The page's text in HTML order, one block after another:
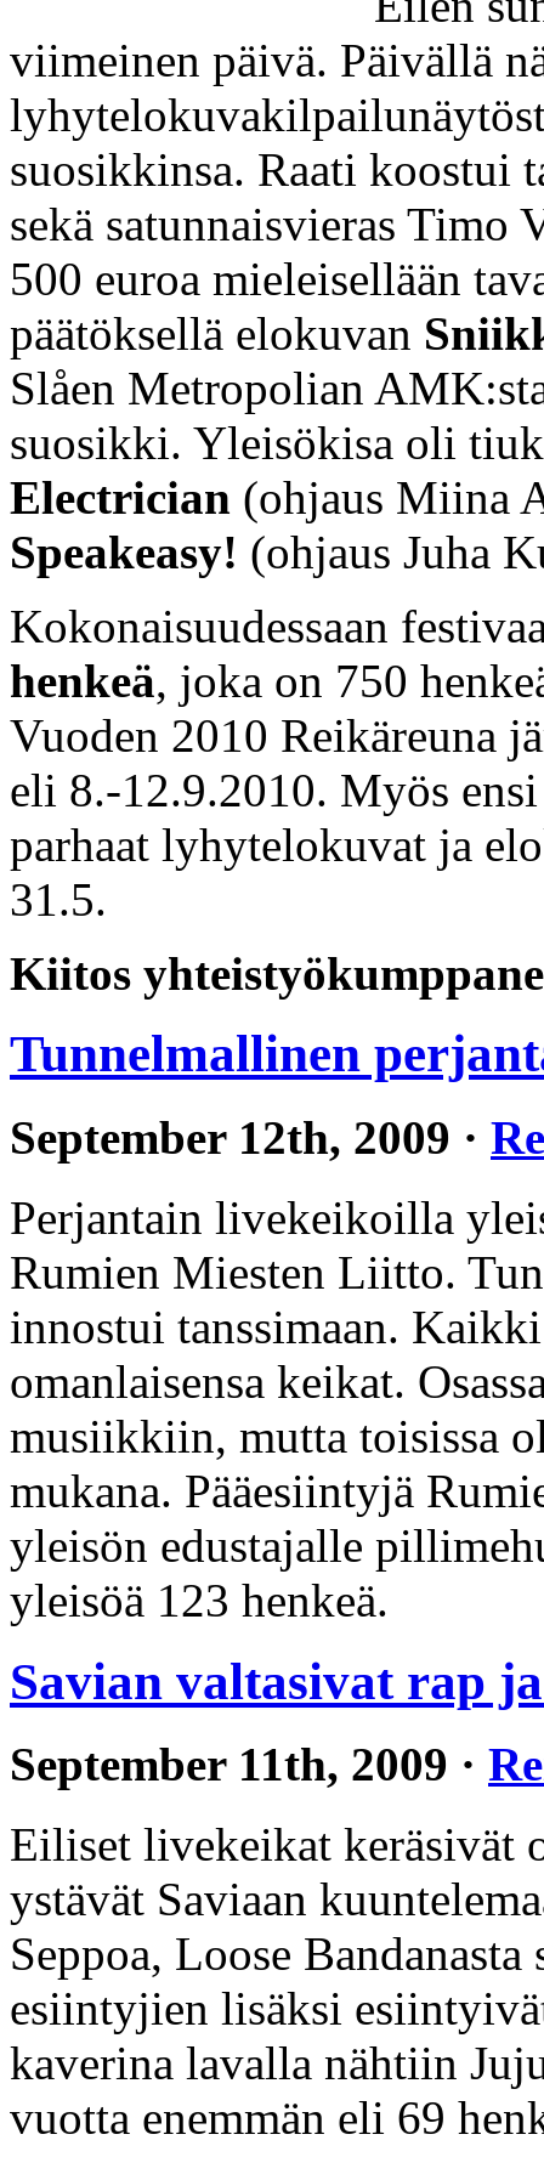
viimeinen päivä. Päivällä
suosikkinsa. Raati koostui
sekä satunnaisvieras Timo
500 euroa mieleisellään
päätöksellä elokuvan
Slåen Metropolian
suosikki. Yleisökisa oli
Electrician (ohjaus Miina
Speakeasy! (ohjaus Juha
Kokonaisuudessaan
henkeä, joka on 750
Vuoden 2010 Reikäreuna
eli 8.-12.9.2010. Myös
parhaat lyhytelokuvat ja
31.5.
Kiitos
Tunnelmallinen
September 12th, 2009 ·
Perjantain livekeikoilla
Rumien Miesten Liitto.
innostui tanssimaan.
omanlaisensa keikat.
musiikkiin, mutta toisissa
mukana. Pääesiintyjä
yleisön edustajalle
yleisöä 123 henkeä.
Savian valtasivat rap
September 11th, 2009 ·
Eiliset livekeikat keräsivät
ystävät Saviaan
Seppoa, Loose
esiintyjien lisäksi
kaverina lavalla nähtiin
vuotta enemmän eli 69